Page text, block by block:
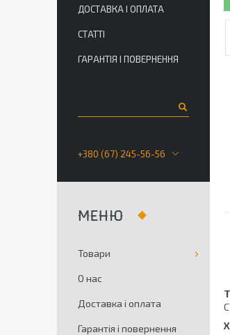
ДОСТАВКА І ОПЛАТА
СТАТТІ
ГАРАНТІЯ І ПОВЕРНЕННЯ
+380 (67) 245-56-56
Товари
О нас
Доставка і оплата
Гарантія і повернення